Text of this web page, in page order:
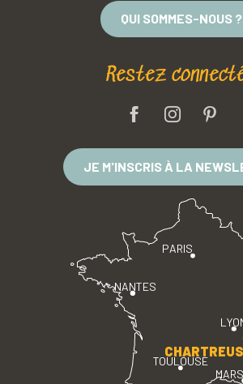
QUI SOMMES-NOUS ?
Restez
JE M'INSCRIS À LA
PARIS
TOULOUSE
NANTES